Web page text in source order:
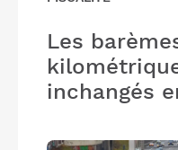
Les
inchangés